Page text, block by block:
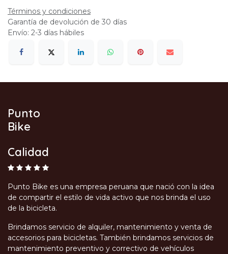
Términos y condiciones
Garantía de devolución de 30 días
Envío: 2-3 días hábiles
Punto
Bike
Calidad
Punto Bike es una empresa peruana que nació con la idea
de compartir el estilo de vida activo que nos brinda el uso
de la bicicleta.
Brindamos servicio de alquiler, mantenimiento y venta de
accesorios para bicicletas. También brindamos servicios de
mantenimiento preventivo y correctivo de vehículos